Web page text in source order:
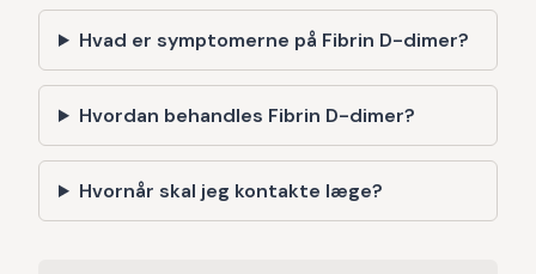
Hvad er symptomerne på Fibrin D-dimer?
Hvordan behandles Fibrin D-dimer?
Hvornår skal jeg kontakte læge?